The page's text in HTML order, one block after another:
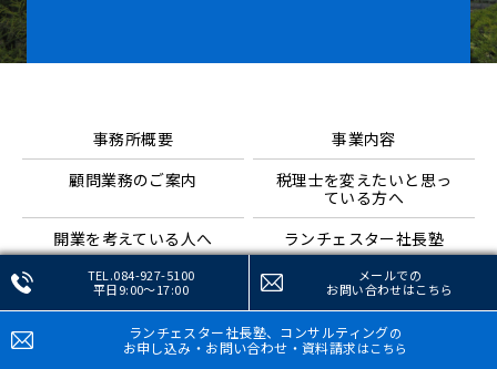
TEL.084-927-5100
平日9:00～17:00
メールでの
お問い合わせはこちら
ランチェスター社長塾、コンサルティングの
お申し込み・お問い合わせ・資料請求はこちら
事務所概要
事業内容
顧問業務のご案内
税理士を変えたいと思っ
ている方へ
開業を考えている人へ
ランチェスター社長塾
更新情報
お客様の声